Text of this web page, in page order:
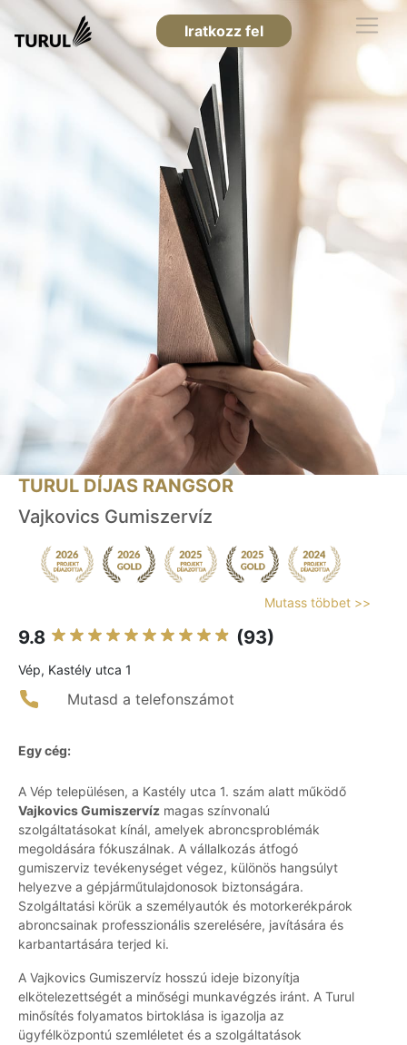
Iratkozz fel
TURUL DÍJAS RANGSOR
Vajkovics Gumiszervíz
Mutass többet >>
9.8 (93)
Vép, Kastély utca 1
Mutasd a telefonszámot
Egy cég:
A Vép településen, a Kastély utca 1. szám alatt működő
Vajkovics Gumiszervíz magas színvonalú
szolgáltatásokat kínál, amelyek abroncsproblémák
megoldására fókuszálnak. A vállalkozás átfogó
gumiszerviz tevékenységet végez, különös hangsúlyt
helyezve a gépjárműtulajdonosok biztonságára.
Szolgáltatási körük a személyautók és motorkerékpárok
abroncsainak professzionális szerelésére, javítására és
karbantartására terjed ki.
A Vajkovics Gumiszervíz hosszú ideje bizonyítja
elkötelezettségét a minőségi munkavégzés iránt. A Turul
minősítés folyamatos birtoklása is igazolja az
ügyfélközpontú szemléletet és a szolgáltatások